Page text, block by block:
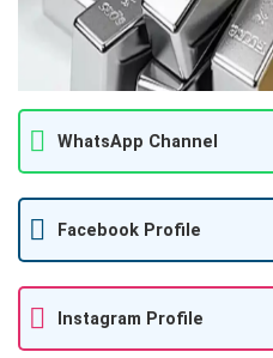
WhatsApp Channel
Facebook Profile
Instagram Profile